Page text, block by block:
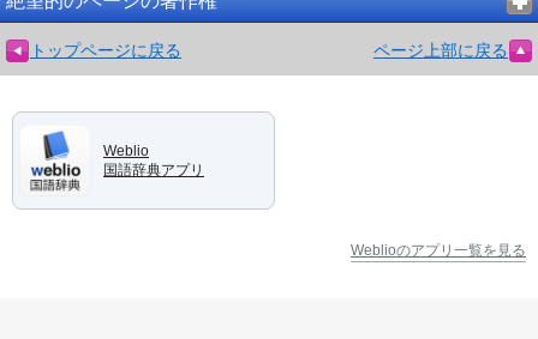
トップページに戻る ページ上部に戻る
Weblio
国語辞典アプリ
Weblioのアプリ一覧を見る